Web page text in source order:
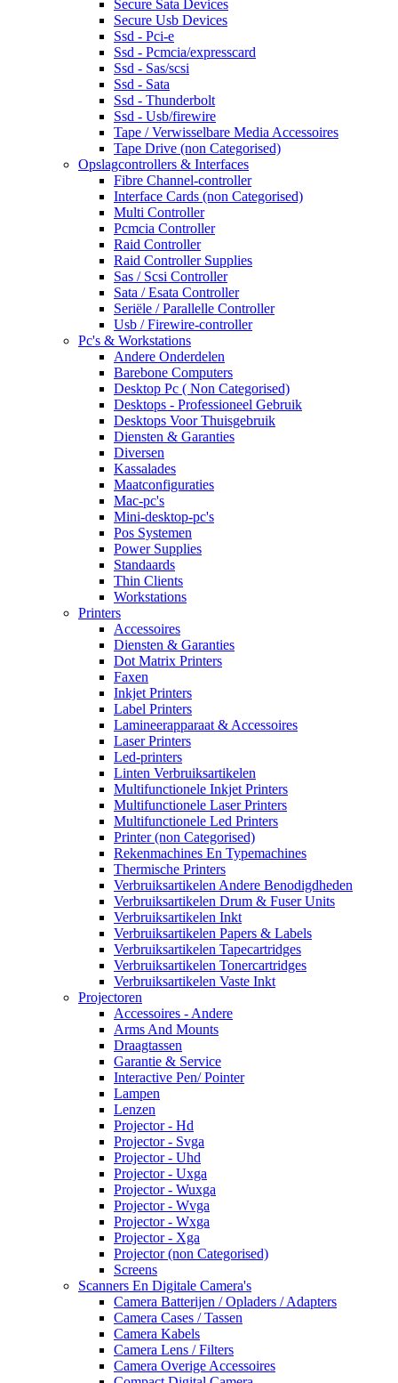
Secure Sata Devices
Secure Usb Devices
Ssd - Pci-e
Ssd - Pcmcia/expresscard
Ssd - Sas/scsi
Ssd - Sata
Ssd - Thunderbolt
Ssd - Usb/firewire
Tape / Verwisselbare Media Accessoires
Tape Drive (non Categorised)
Opslagcontrollers & Interfaces
Fibre Channel-controller
Interface Cards (non Categorised)
Multi Controller
Pcmcia Controller
Raid Controller
Raid Controller Supplies
Sas / Scsi Controller
Sata / Esata Controller
Seriële / Parallelle Controller
Usb / Firewire-controller
Pc's & Workstations
Andere Onderdelen
Barebone Computers
Desktop Pc ( Non Categorised)
Desktops - Professioneel Gebruik
Desktops Voor Thuisgebruik
Diensten & Garanties
Diversen
Kassalades
Maatconfiguraties
Mac-pc's
Mini-desktop-pc's
Pos Systemen
Power Supplies
Standaards
Thin Clients
Workstations
Printers
Accessoires
Diensten & Garanties
Dot Matrix Printers
Faxen
Inkjet Printers
Label Printers
Lamineerapparaat & Accessoires
Laser Printers
Led-printers
Linten Verbruiksartikelen
Multifunctionele Inkjet Printers
Multifunctionele Laser Printers
Multifunctionele Led Printers
Printer (non Categorised)
Rekenmachines En Typemachines
Thermische Printers
Verbruiksartikelen Andere Benodigdheden
Verbruiksartikelen Drum & Fuser Units
Verbruiksartikelen Inkt
Verbruiksartikelen Papers & Labels
Verbruiksartikelen Tapecartridges
Verbruiksartikelen Tonercartridges
Verbruiksartikelen Vaste Inkt
Projectoren
Accessoires - Andere
Arms And Mounts
Draagtassen
Garantie & Service
Interactive Pen/ Pointer
Lampen
Lenzen
Projector - Hd
Projector - Svga
Projector - Uhd
Projector - Uxga
Projector - Wuxga
Projector - Wvga
Projector - Wxga
Projector - Xga
Projector (non Categorised)
Screens
Scanners En Digitale Camera's
Camera Batterijen / Opladers / Adapters
Camera Cases / Tassen
Camera Kabels
Camera Lens / Filters
Camera Overige Accessoires